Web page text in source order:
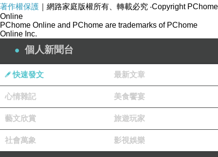
著作權保護 ｜網路家庭版權所有、轉載必究 ‧Copyright PChome
Online
PChome Online and PChome are trademarks of PChome
Online Inc.
個人新聞台
快速發文 最新文章
心情雜記 美食饗宴
藝文欣賞 旅遊玩家
社會萬象 影視娛樂